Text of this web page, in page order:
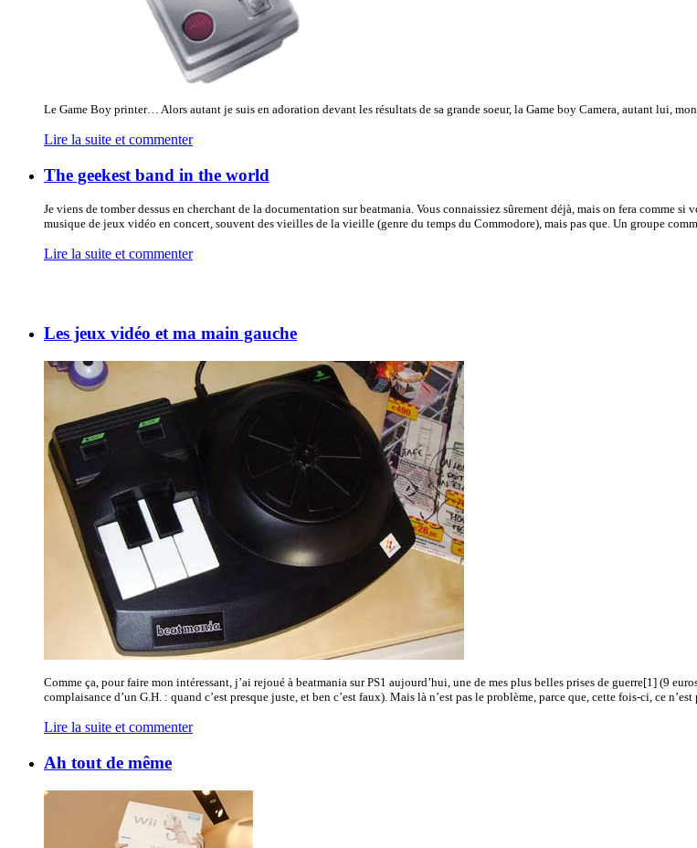
Le Game Boy printer… Alors autant je suis en adoration devant les résultats de sa grande soeur, la Game boy Camera, autant lui, mon
Lire la suite et commenter
The geekest band in the world
Je viens de tomber dessus en cherchant de la documentation sur beatmania. Vous connaissiez sûrement déjà, mais on fera comme
musique de jeux vidéo en concert, souvent des vieilles de la vieille (genre du temps du Commodore), mais pas que. Un groupe
Lire la suite et commenter
Les jeux vidéo et ma main gauche
Comme ça, pour faire mon intéressant, j’ai rejoué à beatmania sur PS1 aujourd’hui, une de mes plus belles prises de guerre[1] (9
complaisance d’un G.H. : quand c’est presque juste, et ben c’est faux). Mais là n’est pas le problème, parce que, cette fois-ci, ce n’est
Lire la suite et commenter
Ah tout de même